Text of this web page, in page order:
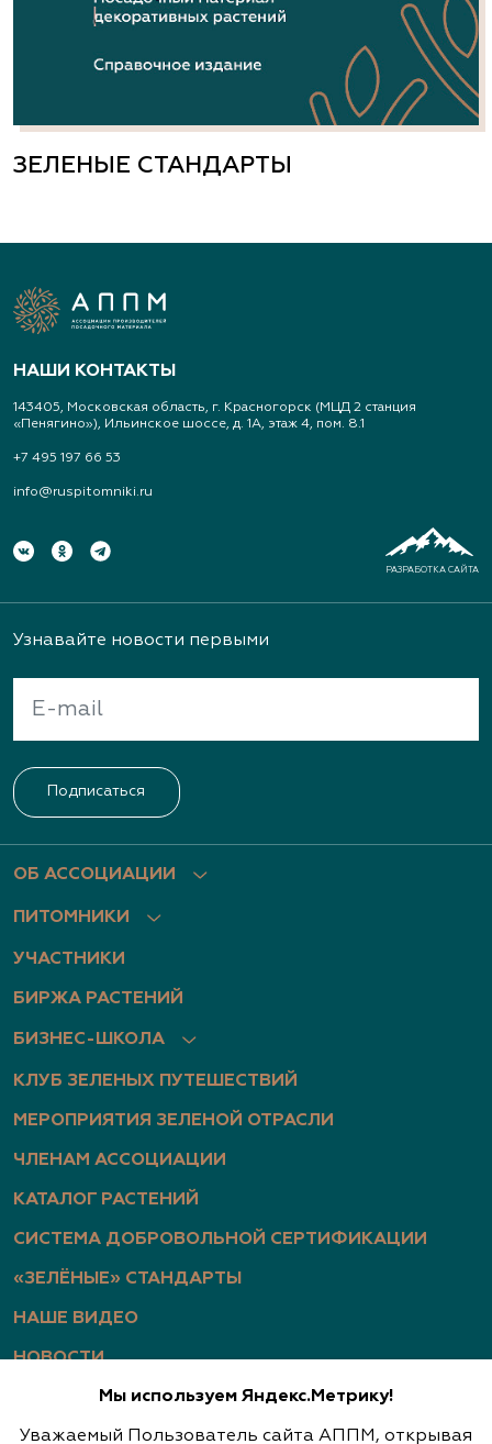
ЗЕЛЕНЫЕ СТАНДАРТЫ
НАШИ КОНТАКТЫ
143405, Московская область, г. Красногорск (МЦД 2 станция
«Пенягино»), Ильинское шоссе, д. 1А, этаж 4, пом. 8.1
+7 495 197 66 53
info@ruspitomniki.ru
РАЗРАБОТКА САЙТА
ОБ АССОЦИАЦИИ
ПИТОМНИКИ
УЧАСТНИКИ
БИРЖА РАСТЕНИЙ
БИЗНЕС-ШКОЛА
КЛУБ ЗЕЛЕНЫХ ПУТЕШЕСТВИЙ
МЕРОПРИЯТИЯ ЗЕЛЕНОЙ ОТРАСЛИ
ЧЛЕНАМ АССОЦИАЦИИ
КАТАЛОГ РАСТЕНИЙ
СИСТЕМА ДОБРОВОЛЬНОЙ СЕРТИФИКАЦИИ
«ЗЕЛЁНЫЕ» СТАНДАРТЫ
НАШЕ ВИДЕО
НОВОСТИ
ФОТОГАЛЕРЕЯ
Узнавайте новости первыми
Подписаться
Мы используем Яндекс.Метрику!
Уважаемый Пользователь сайта АППМ, открывая